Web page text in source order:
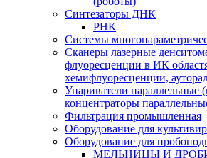
Синтезаторы ДНК
РНК
Системы
Сканеры лазерные
флуоресценции в ИК
хемифлуоресценции,
Упариватели параллельные
концентраторы
Фильтрация промышленная
Оборудование для
Оборудование для
МЕЛЬНИЦЫ И